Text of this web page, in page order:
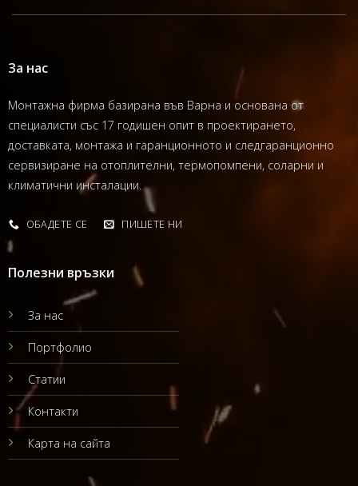
За нас
Монтажна фирма базирана във Варна и основана от
специалисти със 17 годишен опит в проектирането,
доставката, монтажа и гаранционното и следгаранционно
сервизиране на отоплителни, термопомпени, соларни и
климатични инсталации.
ОБАДЕТЕ СЕ ПИШЕТЕ НИ
Полезни връзки
За нас
Портфолио
Статии
Контакти
Карта на сайта